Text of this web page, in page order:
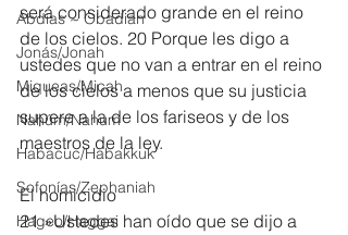
Abdías ~ Obadiah
Jonás/Jonah
Miqueas/Micah
Nahúm/Nahum
Habacuc/Habakkuk
Sofonías/Zephaniah
Hageo/Haggai
será considerado grande en el reino
de los cielos. 20 Porque les digo a
ustedes que no van a entrar en el reino
de los cielos a menos que su justicia
supere a la de los fariseos y de los
maestros de la ley.
El homicidio
21 »Ustedes han oído que se dijo a